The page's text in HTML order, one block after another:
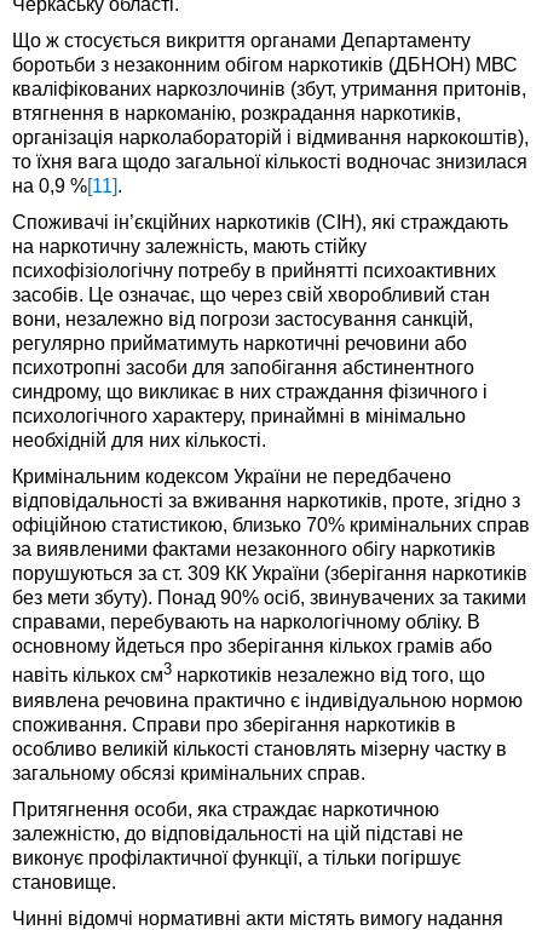
Черкаську області.
Що ж стосується викриття органами Департаменту
боротьби з незаконним обігом наркотиків (ДБНОН) МВС
кваліфікованих наркозлочинів (збут, утримання притонів,
втягнення в наркоманію, розкрадання наркотиків,
організація нарколабораторій і відмивання наркокоштів),
то їхня вага щодо загальної кількості водночас знизилася
на 0,9 % [11] .
Споживачі ін’єкційних наркотиків (СІН), які страждають
на наркотичну залежність, мають стійку
психофізіологічну потребу в прийнятті психоактивних
засобів. Це означає, що через свій хворобливий стан
вони, незалежно від погрози застосування санкцій,
регулярно прийматимуть наркотичні речовини або
психотропні засоби для запобігання абстинентного
синдрому, що викликає в них страждання фізичного і
психологічного характеру, принаймні в мінімально
необхідній для них кількості.
Кримінальним кодексом України не передбачено
відповідальності за вживання наркотиків, проте, згідно з
офіційною статистикою, близько 70% кримінальних справ
за виявленими фактами незаконного обігу наркотиків
порушуються за ст. 309 КК України (зберігання наркотиків
без мети збуту). Понад 90% осіб, звинувачених за такими
справами, перебувають на наркологічному обліку. В
основному йдеться про зберігання кількох грамів або
навіть кількох см3 наркотиків незалежно від того, що
виявлена речовина практично є індивідуальною нормою
споживання. Справи про зберігання наркотиків в
особливо великій кількості становлять мізерну частку в
загальному обсязі кримінальних справ.
Притягнення особи, яка страждає наркотичною
залежністю, до відповідальності на цій підставі не
виконує профілактичної функції, а тільки погіршує
становище.
Чинні відомчі нормативні акти містять вимогу надання